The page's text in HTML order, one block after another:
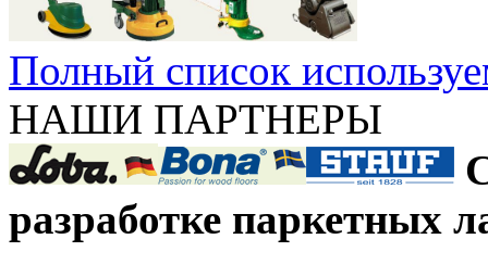
Полный список
НАШИ ПАРТНЕРЫ
разработке паркетных